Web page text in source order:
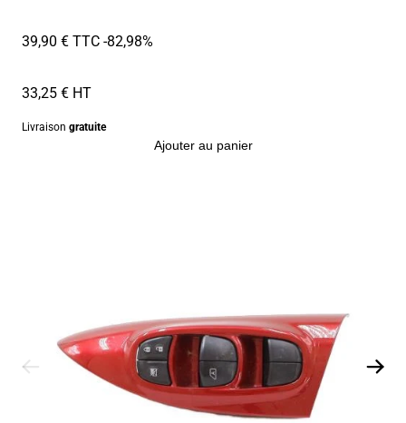
39,90 € TTC-82,98%
33,25 € HT
Livraison gratuite
Ajouter au panier